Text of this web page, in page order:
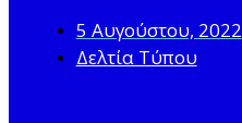
5 Αυγούστου, 2022
Δελτία Τύπου